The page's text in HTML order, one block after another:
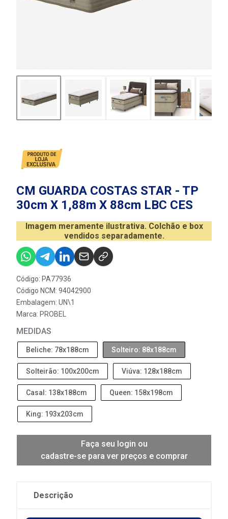
CM GUARDA COSTAS STAR - TP
30cm X 1,88m X 88cm LBC CES
Imagem meramente ilustrativa. Colchão e box
vendidos separadamente.
Código: PA77936
Código NCM: 94042900
Embalagem: UN\1
Marca: PROBEL
MEDIDAS
Beliche: 78x188cm Solteiro: 88x188cm
Solteirão: 100x200cm Viúva: 128x188cm
Casal: 138x188cm Queen: 158x198cm
King: 193x203cm
Faça seu login ou
cadastre-se para ver preços e comprar
Descrição